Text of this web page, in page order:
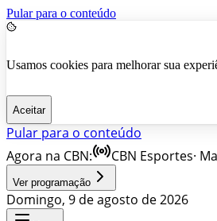
Pular para o conteúdo
Usamos cookies para melhorar sua
Aceitar
Pular para o conteúdo
Agora na CBN:
CBN Esportes·
Ver programação
Domingo, 9 de agosto de 2026